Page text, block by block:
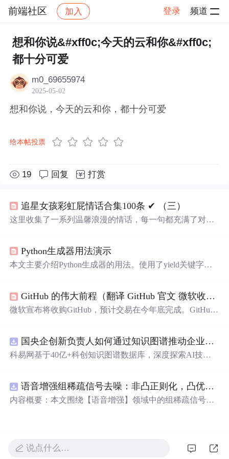
前端社区 加入 登录 频道
社区 前端社区 感慨 帖子详情
想和你说&#xff0c;今天的云和你&#xff0c;
都十分可爱
m0_69655974
2025-05-02
想和你说，今天的云和你，都十分可爱
给本帖投票
19 回复 打赏
追星女孩彩虹屁情话合集100条 ✔︎ （三）
这里收集了一系列温馨浪漫的情话，每一句都充满了对爱
Python生成器用法演示
本文主要介绍Python生成器的用法。使用了yield关键字的
和生成器函数，并通过代码演示了用这两种方式实现文本
逐字输出的打字效果。
GitHub 的伟大前程（翻译 GitHub 官文 微软收购GitHub）
微软宣布将收购GitHub，预计交易在今年底完成。GitHub
国央企创新负责人如何通过知识图谱推动企业技术创新与外部资源高效对接？.docx
科易网基于40亿+科创知识图谱数据库，深度探索AI技术
新领域的AI+数智化解决方案，推动科技创新与产业创新
智能化发展。
语音增强组稀疏信号去噪：非凸正则化，凸优化研究（Matlab代码实现）
内容概要：本文围绕【语音增强】领域中的组稀疏信号去
则项以更精确地逼近理
稀疏性，克服传统凸正则化在稀
疏表达上的局限性，并采用高效的凸优化算法保障模型求
说点什么…